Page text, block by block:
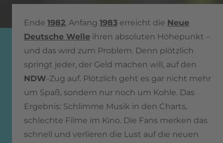
Ende 1982, Anfang 1983 erreicht die Neue
Deutsche Welle ihren absoluten Höhepunkt –
und das wird zum Problem. Denn plötzlich
springt jeder, der Geld machen will, auf den
NDW-Zug auf. Plötzlich geht es gar nicht mehr
um Spaß, sondern nur noch um Kohle. Das
Ergebnis: Schlimme Musik in den Charts,
schlechte Filme im Kino. Die Fans merken das
schnell und verlieren die Lust auf die neuen